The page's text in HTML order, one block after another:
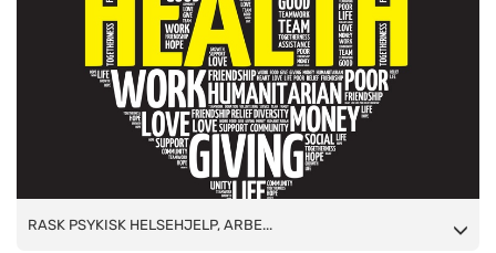
RASK PSYKISK HELSEHJELP, ARBEID OG FOLKEHELSE: Arbeid
RASK PSYKISK HELSEHJELP, ARBE...